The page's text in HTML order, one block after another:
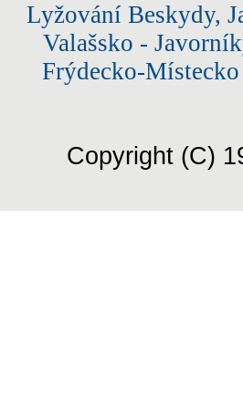
Lyžování Beskydy,
Valašsko -
Frýdecko-Místecko
Copyright (C)